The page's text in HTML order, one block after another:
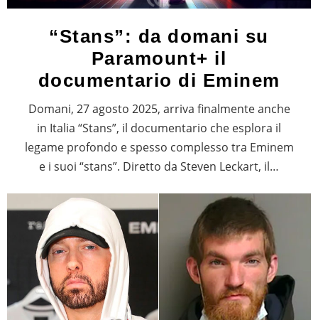
“Stans”: da domani su
Paramount+ il
documentario di Eminem
Domani, 27 agosto 2025, arriva finalmente anche
in Italia “Stans”, il documentario che esplora il
legame profondo e spesso complesso tra Eminem
e i suoi “stans”. Diretto da Steven Leckart, il…